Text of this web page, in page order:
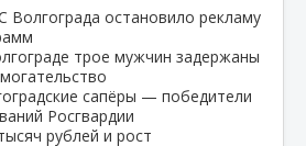
Волгограда остановило рекламу
трое мужчин задержаны
сапёры — победители
Росгвардии
рублей и рост